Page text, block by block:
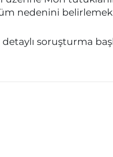
nedenini
soruşturma